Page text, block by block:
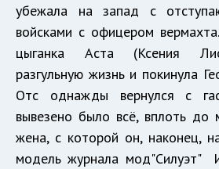
убежала на запад с
войсками с офицером
цыганка Аста (Ксения
разгульную жизнь и покинула
Отс однажды вернулся с
вывезено было всё, вплоть до
жена, с которой он, наконец,
модель журнала мод"Силуэт"